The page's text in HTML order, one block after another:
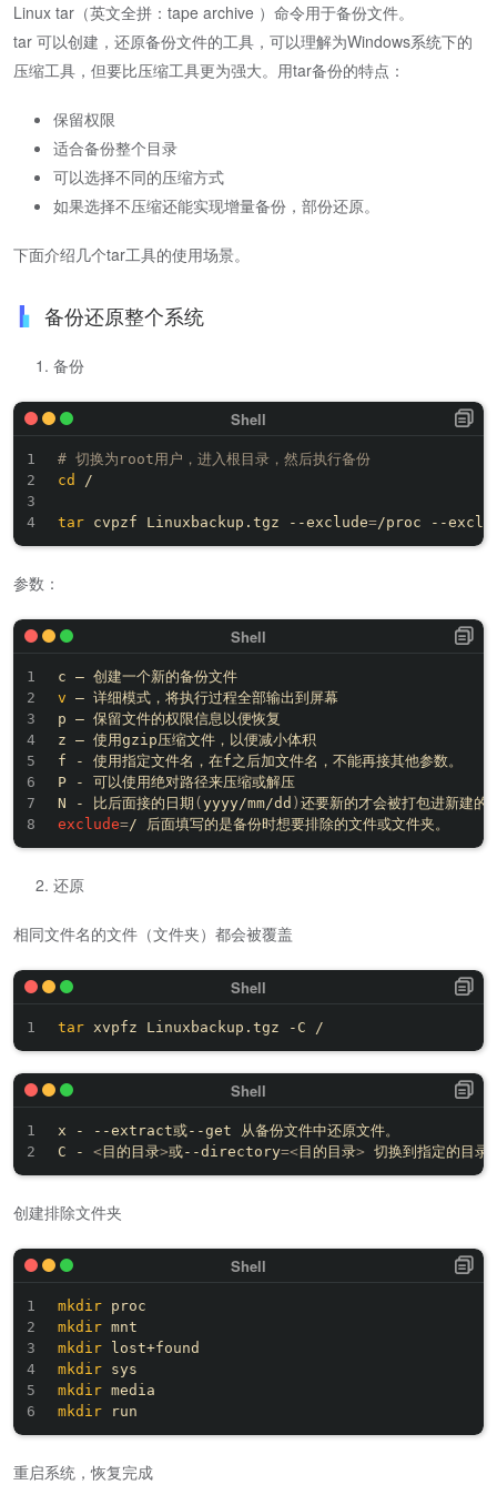
Linux tar（英文全拼：tape archive ）命令用于备份文件。
tar 可以创建，还原备份文件的工具，可以理解为Windows系统下的
压缩工具，但要比压缩工具更为强大。用tar备份的特点：
保留权限
适合备份整个目录
可以选择不同的压缩方式
如果选择不压缩还能实现增量备份，部份还原。
下面介绍几个tar工具的使用场景。
备份还原整个系统
备份
# 切换为root用户，进入根目录，然后执行备份
cd
/
tar cvpzf Linuxbackup.tgz --exclude=/proc --
参数：
v – 详细模式，将执行过程全部输出到屏幕
p – 保留文件的权限信息以便恢复
z – 使用gzip压缩文件，以便减小体积
f - 使用指定文件名，在f之后加文件名，不能再接其他参数。
P - 可以使用绝对路径来压缩或解压
N - 比后面接的日期 (yyyy/mm/dd )
exclude=
还原
相同文件名的文件（文件夹）都会被覆盖
tar
x - --extract或--get 从备份文件中还原文件。
C - <目的目录>或--directory=<目的目录>
创建排除文件夹
mkdir
mkdir
mkdir
mkdir
mkdir
mkdir
重启系统，恢复完成